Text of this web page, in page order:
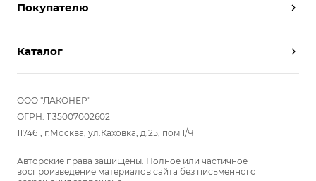
Условия работы
Отзывы
Вопрос-ответ
Покупателю
Вызвать дизайнера
Реализованные проекты
Комплектуем шкаф-купе
Каталог
Шкафы
Прихожие
Гостиные
Гардеробные
Детские
Кухни
ООО "ЛАКОНЕР"
ОГРН: 1135007002602
117461, г.Москва, ул.Каховка, д.25, пом 1/Ч
Авторские права защищены. Полное или частичное
воспроизведение материалов сайта без письменного